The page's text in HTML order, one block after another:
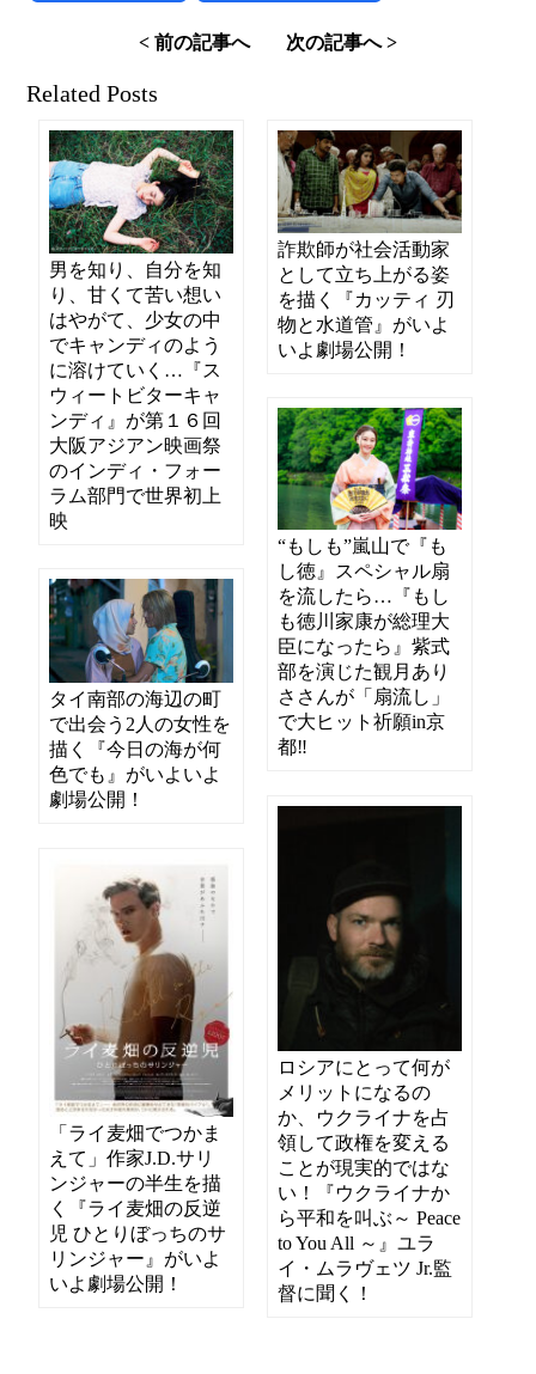
< 前の記事へ 次の記事へ >
Related Posts
男を知り、自分を知
り、甘くて苦い想い
はやがて、少女の中
でキャンディのよう
に溶けていく…『ス
ウィートビターキャ
ンディ』が第１６回
大阪アジアン映画祭
のインディ・フォー
ラム部門で世界初上
映
詐欺師が社会活動家
として立ち上がる姿
を描く『カッティ 刃
物と水道管』がいよ
いよ劇場公開！
“もしも”嵐山で『も
し徳』スペシャル扇
を流したら…『もし
も徳川家康が総理大
臣になったら』紫式
部を演じた観月あり
ささんが「扇流し」
で大ヒット祈願in京
都‼
タイ南部の海辺の町
で出会う2人の女性を
描く『今日の海が何
色でも』がいよいよ
劇場公開！
ロシアにとって何が
メリットになるの
か、ウクライナを占
領して政権を変える
ことが現実的ではな
い！『ウクライナか
ら平和を叫ぶ～ Peace
to You All ～』ユラ
イ・ムラヴェツ Jr.監
督に聞く！
「ライ麦畑でつかま
えて」作家J.D.サリ
ンジャーの半生を描
く『ライ麦畑の反逆
児 ひとりぼっちのサ
リンジャー』がいよ
いよ劇場公開！